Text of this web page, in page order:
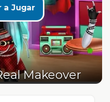
a Jugar
Makeover